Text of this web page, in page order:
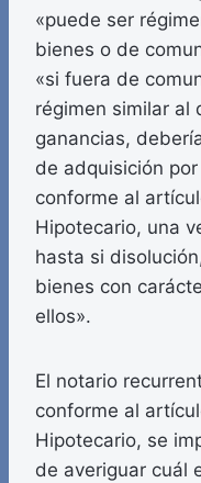
«puede ser
bienes o de
«si fuera de
régimen similar al
ganancias,
de adquisición
conforme al
Hipotecario, una
hasta si
bienes con
ellos».
El notario
conforme al
Hipotecario, se
de averiguar cuál